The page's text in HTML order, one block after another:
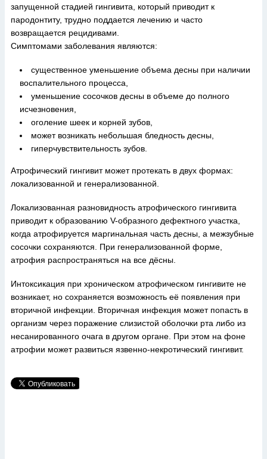
запущенной стадией гингивита, который приводит к
пародонтиту, трудно поддается лечению и часто
возвращается рецидивами.
Симптомами заболевания являются:
существенное уменьшение объема десны при наличии
воспалительного процесса,
уменьшение сосочков десны в объеме до полного
исчезновения,
оголение шеек и корней зубов,
может возникать небольшая бледность десны,
гиперчувствительность зубов.
Атрофический гингивит может протекать в двух формах:
локализованной и генерализованной.
Локализованная разновидность атрофического гингивита
приводит к образованию V-образного дефектного участка,
когда атрофируется маргинальная часть десны, а межзубные
сосочки сохраняются. При генерализованной форме,
атрофия распространяться на все дёсны.
Интоксикация при хроническом атрофическом гингивите не
возникает, но сохраняется возможность её появления при
вторичной инфекции. Вторичная инфекция может попасть в
организм через поражение слизистой оболочки рта либо из
несанированного очага в другом органе. При этом на фоне
атрофии может развиться язвенно-некротический гингивит.